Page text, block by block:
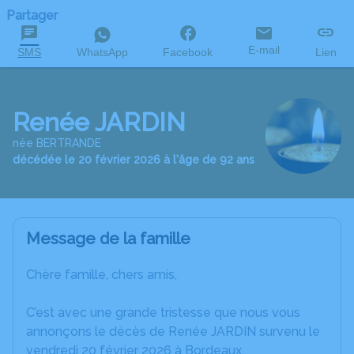
Partager
SMS WhatsApp Facebook E-mail Lien
Renée JARDIN
née BERTRANDE
décédée le 20 février 2026 à l'âge de 92 ans
Message de la famille
Chère famille, chers amis,
C’est avec une grande tristesse que nous vous
annonçons le décès de Renée JARDIN survenu le
vendredi 20 février 2026 à Bordeaux.